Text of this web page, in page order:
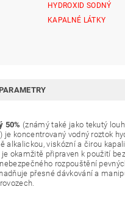
HYDROXID SODNÝ
KAPALNÉ LÁTKY
50% (známý také jako tekutý
je koncentrovaný vodný roztok
alkalickou, viskózní a čirou
okamžitě připraven k použití
rozpouštění
přesné dávkování a